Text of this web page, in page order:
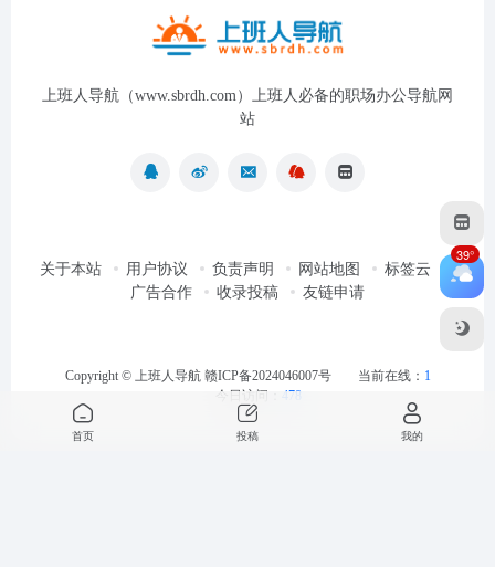
上班人导航（www.sbrdh.com）上班人必备的职场办公导航网
站
关于本站 用户协议 负责声明 网站地图
标签云
广告合作
收录投稿 友链申请
Copyright © 上班人导航 赣ICP备2024046007号 当前在线： 1
今日访问： 478
39°
首页 投稿 我的